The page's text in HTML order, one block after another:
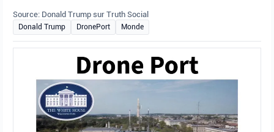
Source: Donald Trump sur Truth Social
Donald Trump DronePort Monde